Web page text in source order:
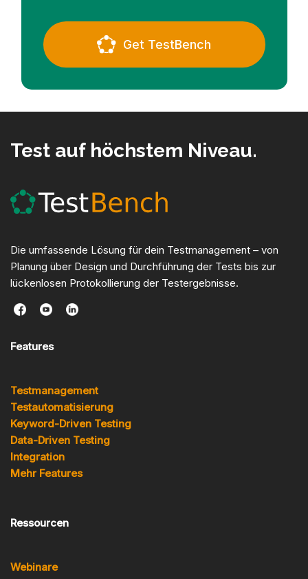
Get TestBench
Test auf höchstem Niveau.
Die umfassende Lösung für dein Testmanagement – von
Planung über Design und Durchführung der Tests bis zur
lückenlosen Protokollierung der Testergebnisse.
Features
Testmanagement
Testautomatisierung
Keyword-Driven Testing
Data-Driven Testing
Integration
Mehr Features
Ressourcen
Webinare